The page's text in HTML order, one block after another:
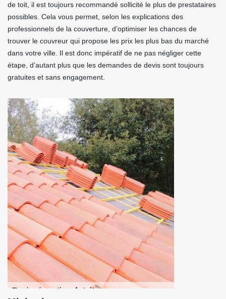
de toit, il est toujours recommandé sollicité le plus de prestataires
possibles. Cela vous permet, selon les explications des
professionnels de la couverture, d’optimiser les chances de
trouver le couvreur qui propose les prix les plus bas du marché
dans votre ville. Il est donc impératif de ne pas négliger cette
étape, d’autant plus que les demandes de devis sont toujours
gratuites et sans engagement.